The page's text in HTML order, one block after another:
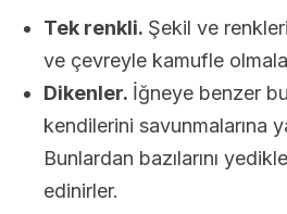
Tek renkli. Şekil ve
ve çevreyle kamufle
Dikenler. İğneye benzer bu
kendilerini savunmalarına
Bunlardan bazılarını
edinirler.